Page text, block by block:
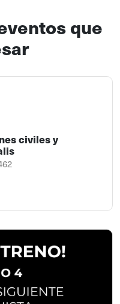
que
civiles y